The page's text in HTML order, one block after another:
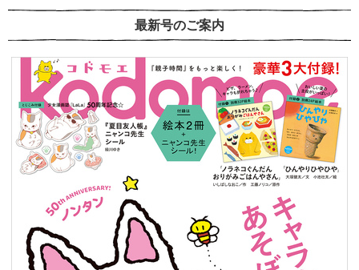
最新号のご案内